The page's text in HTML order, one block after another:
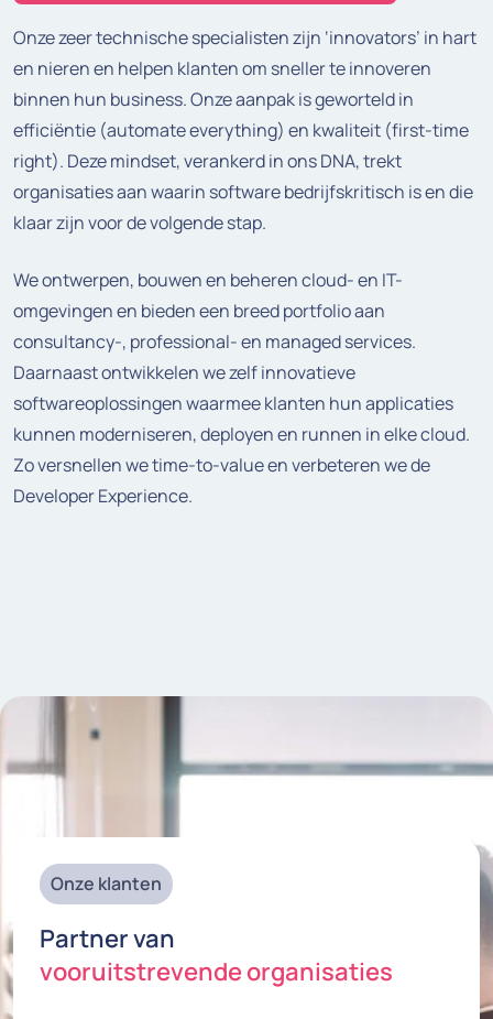
Onze zeer technische specialisten zijn ‘innovators’ in hart
en nieren en helpen klanten om sneller te innoveren
binnen hun business. Onze aanpak is geworteld in
efficiëntie (automate everything) en kwaliteit (first-time
right). Deze mindset, verankerd in ons DNA, trekt
organisaties aan waarin software bedrijfskritisch is en die
klaar zijn voor de volgende stap.
We ontwerpen, bouwen en beheren cloud- en IT-
omgevingen en bieden een breed portfolio aan
consultancy-, professional- en managed services.
Daarnaast ontwikkelen we zelf innovatieve
softwareoplossingen waarmee klanten hun applicaties
kunnen moderniseren, deployen en runnen in elke cloud.
Zo versnellen we time-to-value en verbeteren we de
Developer Experience.
Onze klanten
Partner van
vooruitstrevende organisaties